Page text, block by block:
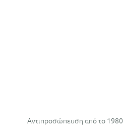
Αντιπροσώπευση από το 1980